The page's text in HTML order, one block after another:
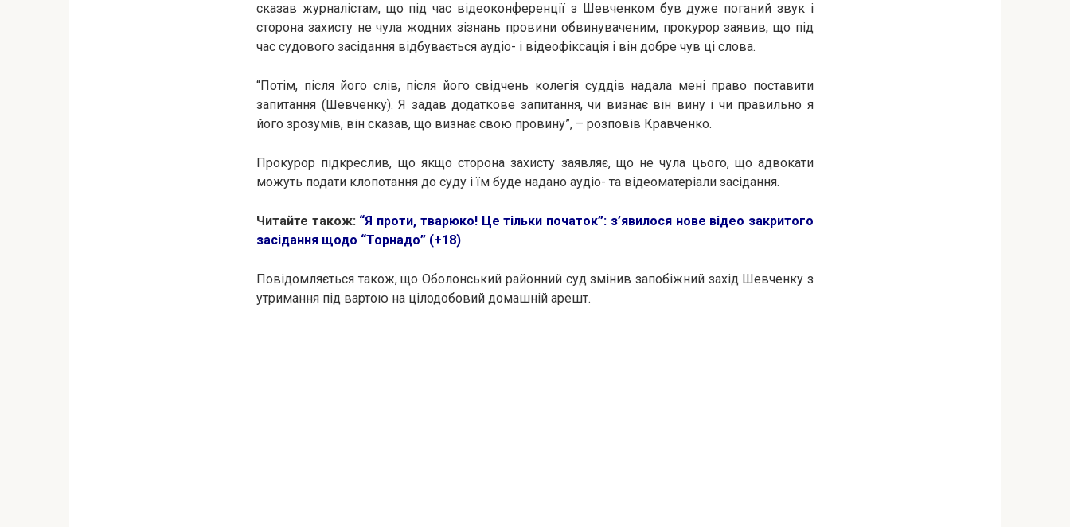
сказав журналістам, що під час відеоконференції з Шевченком був дуже поганий звук і
сторона захисту не чула жодних зізнань провини обвинуваченим, прокурор заявив, що під
час судового засідання відбувається аудіо- і відеофіксація і він добре чув ці слова.
“Потім, після його слів, після його свідчень колегія суддів надала мені право поставити
запитання (Шевченку). Я задав додаткове запитання, чи визнає він вину і чи правильно я
його зрозумів, він сказав, що визнає свою провину”, – розповів Кравченко.
Прокурор підкреслив, що якщо сторона захисту заявляє, що не чула цього, що адвокати
можуть подати клопотання до суду і їм буде надано аудіо- та відеоматеріали засідання.
Читайте також: “Я проти, тварюко! Це тільки початок”: з’явилося нове відео закритого
засідання щодо “Торнадо” (+18)
Повідомляється також, що Оболонський районний суд змінив запобіжний захід Шевченку з
утримання під вартою на цілодобовий домашній арешт.